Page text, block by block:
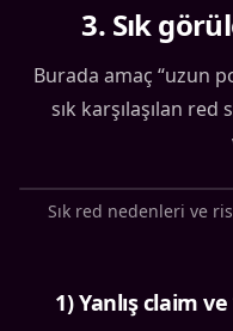
3. Sık
Burada amaç “uzun
sık karşılaşılan red
Sık red nedenleri ve
1) Yanlış claim